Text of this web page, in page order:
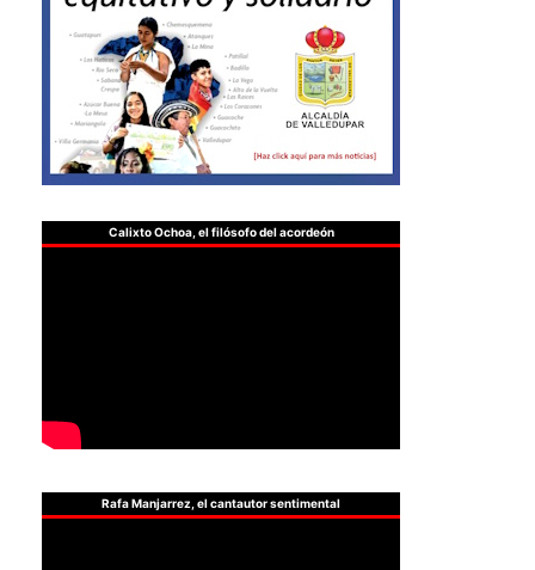
Calixto Ochoa, el filósofo del acordeón
Rafa Manjarrez, el cantautor sentimental